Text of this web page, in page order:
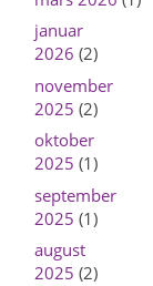
januar
2026 (2)
november
2025 (2)
oktober
2025 (1)
september
2025 (1)
august
2025 (2)